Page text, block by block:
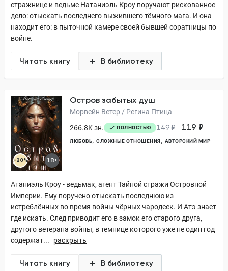
стражнице и ведьме Натаниэль Кроу поручают рискованное
дело: отыскать последнего выжившего тёмного мага. И она
находит его: в пыточной камере своей бывшей соратницы по
войне.
Читать книгу В библиотеку
-20% 18+
Остров забытых душ
Морвейн Ветер / Регина Птица
266.8K зн.
ПОЛНОСТЬЮ 149 ₽ 119 ₽
ЛЮБОВЬ СЛОЖНЫЕ ОТНОШЕНИЯ АВТОРСКИЙ МИР
Атаниэль Кроу - ведьмак, агент Тайной стражи Островной
Империи. Ему поручено отыскать последнюю из
истреблённых во время войны чёрных чародеек. И Атэ знает
где искать. След приводит его в замок его старого друга,
другого ветерана войны, в темнице которого уже не один год
содержат...
раскрыть
Читать книгу В библиотеку